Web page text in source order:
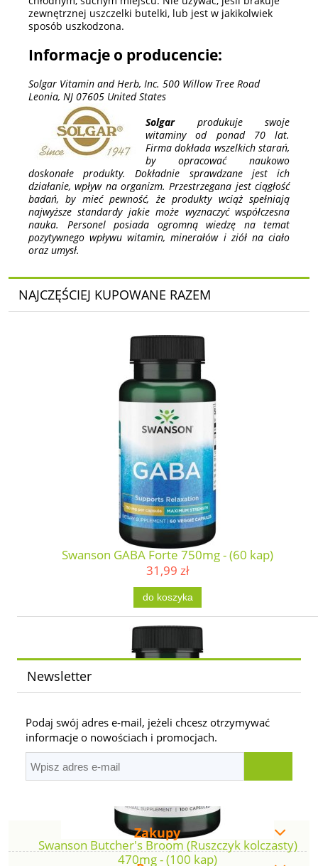
zewnętrznej uszczelki butelki, lub jest w jakikolwiek
sposób uszkodzona.
Informacje o producencie:
Solgar Vitamin and Herb, Inc. 500 Willow Tree Road
Leonia, NJ 07605 United States
Solgar produkuje swoje
witaminy od ponad 70 lat.
Firma dokłada wszelkich starań,
by opracować naukowo
doskonałe produkty. Dokładnie sprawdzane jest ich
działanie, wpływ na organizm. Przestrzegana jest ciągłość
badań, by mieć pewność, że produkty wciąż spełniają
najwyższe standardy jakie może wyznaczyć współczesna
nauka. Personel posiada ogromną wiedzę na temat
pozytywnego wpływu witamin, minerałów i ziół na ciało
oraz umysł.
NAJCZĘŚCIEJ KUPOWANE RAZEM
Swanson GABA Forte 750mg - (60 kap)
31,99 zł
do koszyka
Swanson Butcher's Broom (Ruszczyk kolczasty)
470mg - (100 kap)
Newsletter
Podaj swój adres e-mail, jeżeli chcesz otrzymywać
informacje o nowościach i promocjach.
Zakupy